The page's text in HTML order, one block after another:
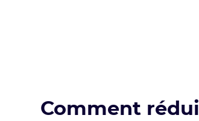
Comment